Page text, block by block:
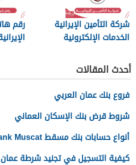
شركة التأمين الإيرانية
الخدمات الإلكترونية
رقم
أحدث المقالات
فروع بنك عمان العربي
شروط قرض بنك الإسكان العماني
أنواع حسابات بنك مسقط Bank Muscat
كيفية التسجيل في تجنيد شرطة عمان